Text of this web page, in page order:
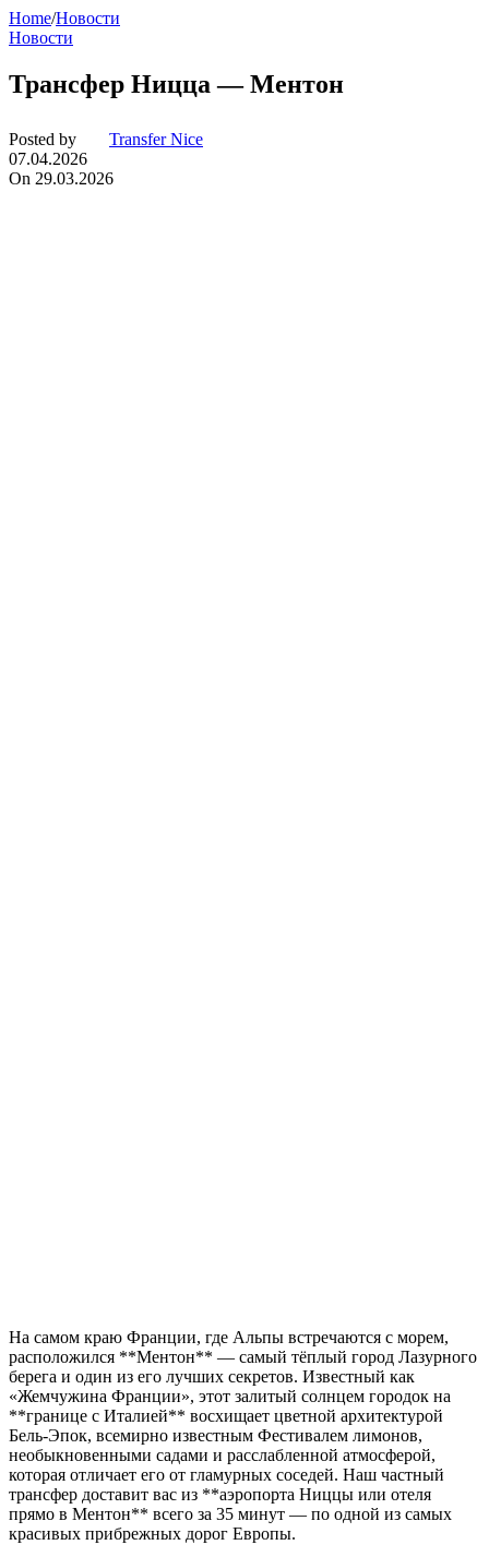
Home/Новости
Новости
Трансфер Ницца — Ментон
Posted by
Transfer Nice
07.04.2026
On 29.03.2026
На самом краю Франции, где Альпы встречаются с морем,
расположился **Ментон** — самый тёплый город Лазурного
берега и один из его лучших секретов. Известный как
«Жемчужина Франции», этот залитый солнцем городок на
**границе с Италией** восхищает цветной архитектурой
Бель-Эпок, всемирно известным Фестивалем лимонов,
необыкновенными садами и расслабленной атмосферой,
которая отличает его от гламурных соседей. Наш частный
трансфер доставит вас из **аэропорта Ниццы или отеля
прямо в Ментон** всего за 35 минут — по одной из самых
красивых прибрежных дорог Европы.